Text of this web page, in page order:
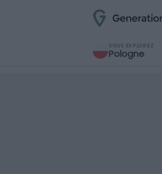
VOUS EXPLOREZ
Pologne